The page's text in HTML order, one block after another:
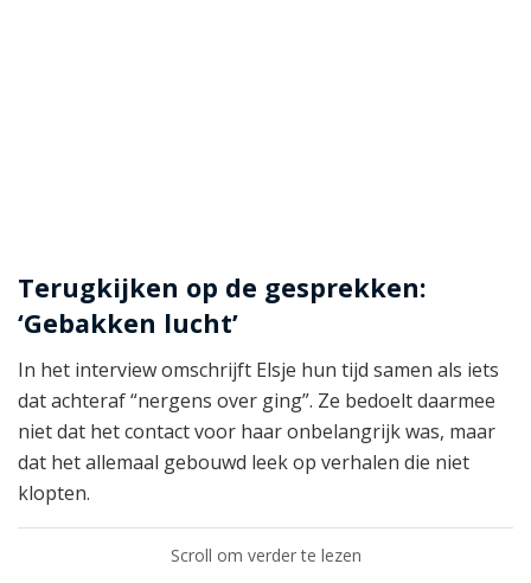
Terugkijken op de gesprekken:
‘Gebakken lucht’
In het interview omschrijft Elsje hun tijd samen als iets
dat achteraf “nergens over ging”. Ze bedoelt daarmee
niet dat het contact voor haar onbelangrijk was, maar
dat het allemaal gebouwd leek op verhalen die niet
klopten.
Scroll om verder te lezen